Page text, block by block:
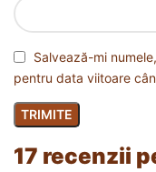
17 recenzii
Salvează-mi
pentru data viitoare